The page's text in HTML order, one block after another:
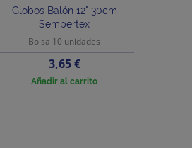
Globos Balón 12"-30cm
Sempertex
Bolsa 10 unidades
Precio
3,65 €
Añadir al carrito